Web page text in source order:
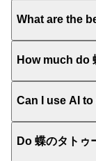
What are the
How much do
Can I use AI to
Do 蝶のタト